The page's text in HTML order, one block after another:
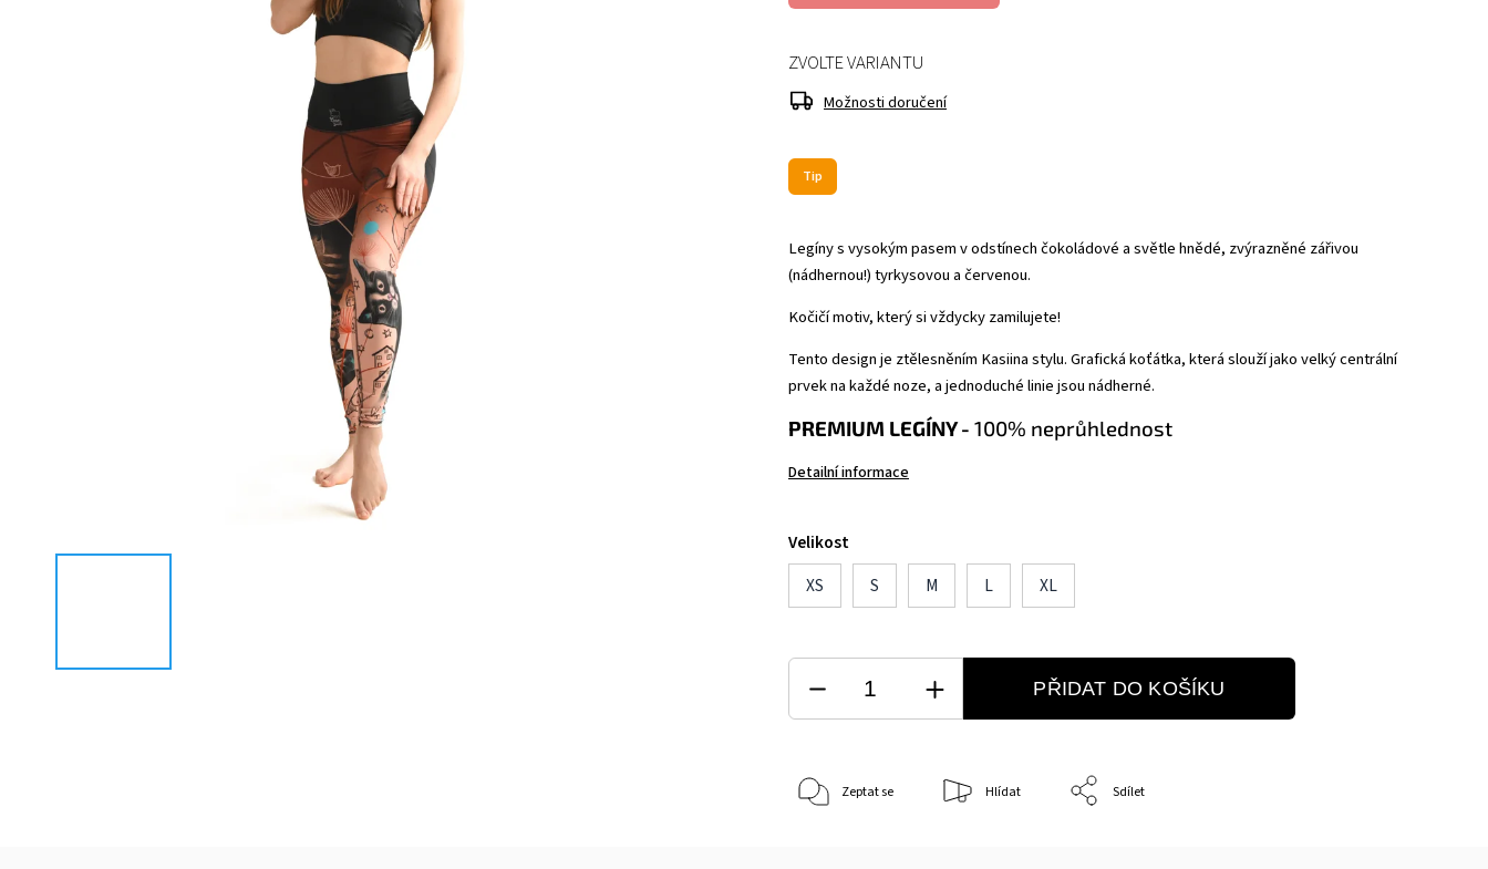
Tip
Legíny s vysokým pasem v odstínech čokoládové a světle hnědé, zvýrazněné zářivou
(nádhernou!) tyrkysovou a červenou.
Kočičí motiv, který si vždycky zamilujete!
Tento design je ztělesněním Kasiina stylu. Grafická koťátka, která slouží jako velký centrální
prvek na každé noze, a jednoduché linie jsou nádherné.
PREMIUM LEGÍNY -100% neprůhlednost
Detailní informace
Velikost
XS
S M L XL
ZVOLTE VARIANTU
Možnosti doručení
PŘIDAT DO KOŠÍKU
Zeptat se Hlídat Sdílet